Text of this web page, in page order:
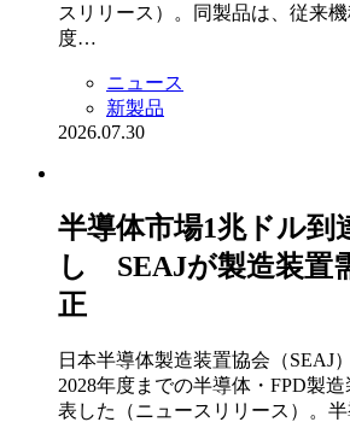
スリリース）。同製品は、従来
度…
ニュース
新製品
2026.07.30
半導体市場1兆ドル到
し SEAJが製造装置
正
日本半導体製造装置協会（SEAJ
2028年度までの半導体・FPD製
表した（ニュースリリース）。